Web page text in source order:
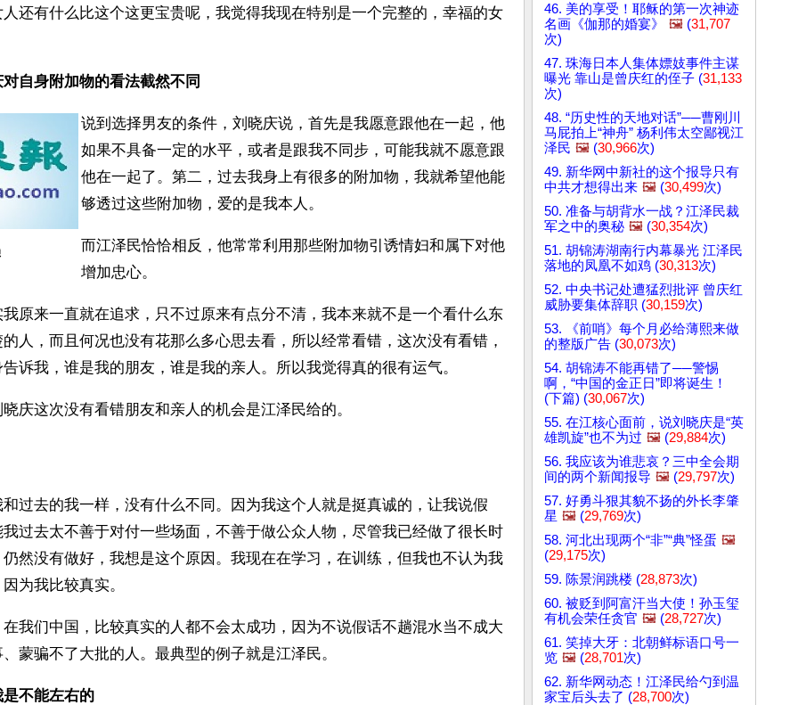
还有什么比这个这更宝贵呢，我觉得我现在特别是一个完整的，幸福的女
自身附加物的看法截然不同
说到选择男友的条件，刘晓庆说，首先是我愿意跟他在一起，他
如果不具备一定的水平，或者是跟我不同步，可能我就不愿意跟
他在一起了。第二，过去我身上有很多的附加物，我就希望他能
够透过这些附加物，爱的是我本人。
而江泽民恰恰相反，他常常利用那些附加物引诱情妇和属下对他
增加忠心。
原来一直就在追求，只不过原来有点分不清，我本来就不是一个看什么东
人，而且何况也没有花那么多心思去看，所以经常看错，这次没有看错，
诉我，谁是我的朋友，谁是我的亲人。所以我觉得真的很有运气。
庆这次没有看错朋友和亲人的机会是江泽民给的。
过去的我一样，没有什么不同。因为我这个人就是挺真诚的，让我说假
过去太不善于对付一些场面，不善于做公众人物，尽管我已经做了很长时
然没有做好，我想是这个原因。我现在在学习，在训练，但我也不认为我
为我比较真实。
我们中国，比较真实的人都不会太成功，因为不说假话不趟混水当不成大
蒙骗不了大批的人。最典型的例子就是江泽民。
不能左右的
46. 美的享受！耶稣的第一次神迹
名画《伽那的婚宴》
🖼️ (31,707
次)
47. 珠海日本人集体嫖妓事件主谋
曝光 靠山是曾庆红的侄子 (31,133
次)
48. “历史性的天地对话”──曹刚川
马屁拍上“神舟” 杨利伟太空鄙视江
泽民 🖼️ (30,966次)
49. 新华网中新社的这个报导只有
中共才想得出来 🖼️ (30,499次)
50. 准备与胡背水一战？江泽民裁
军之中的奥秘 🖼️ (30,354次)
51. 胡锦涛湖南行内幕暴光 江泽民
落地的凤凰不如鸡 (30,313次)
52. 中央书记处遭猛烈批评 曾庆红
威胁要集体辞职 (30,159次)
53. 《前哨》每个月必给薄熙来做
的整版广告 (30,073次)
54. 胡锦涛不能再错了──警惕
啊，“中国的金正日”即将诞生！
(下篇) (30,067次)
55. 在江核心面前，说刘晓庆是“英
雄凯旋”也不为过 🖼️ (29,884次)
56. 我应该为谁悲哀？三中全会期
间的两个新闻报导 🖼️ (29,797次)
57. 好勇斗狠其貌不扬的外长李肇
星 🖼️ (29,769次)
58. 河北出现两个“非”“典”怪蛋 🖼️
(29,175次)
59. 陈景润跳楼 (28,873次)
60. 被贬到阿富汗当大使！孙玉玺
有机会荣任贪官 🖼️ (28,727次)
61. 笑掉大牙：北朝鲜标语口号一
览 🖼️ (28,701次)
62. 新华网动态！江泽民给勺到温
家宝后头去了 (28,700次)